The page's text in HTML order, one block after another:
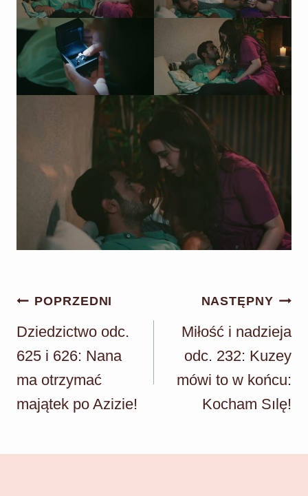
Nawigacja
wpisu
POPRZEDNI
Dziedzictwo odc.
625 i 626: Nana
ma otrzymać
majątek po Azizie!
NASTĘPNY
Miłość i nadzieja
odc. 232: Kuzey
mówi to w końcu:
Kocham Sılę!